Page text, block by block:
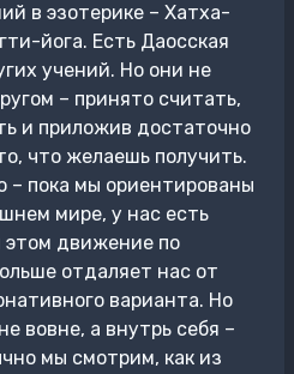
в эзотерике – Хатха-
йога. Есть Даосская
учений. Но они не
– принято считать,
и приложив достаточно
что желаешь получить.
– пока мы ориентированы
мире, у нас есть
этом движение по
отдаляет нас от
варианта. Но
вовне, а внутрь себя –
мы смотрим, как из